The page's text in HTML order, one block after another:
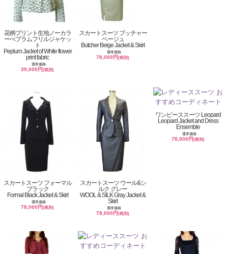
花柄プリント生地ノーカラ
ーぺプラムフリルジャケッ
ト
Peplum Jacket of White flower
print fabric
通常価格
39,000円(税別)
スカートスーツ ブッチャー
ベージュ
Butcher Beige Jacket & Skirt
通常価格
78,000円(税別)
スカートスーツ フォーマル
ブラック
Formal Black Jacket & Skirt
通常価格
78,000円(税別)
スカートスーツ ウール&シ
ルク グレー
WOOL & SILK Gray Jacket &
Skirt
通常価格
78,000円(税別)
ワンピーススーツ Leopard
Leopard Jacket and Dress
Ensemble
通常価格
78,000円(税別)